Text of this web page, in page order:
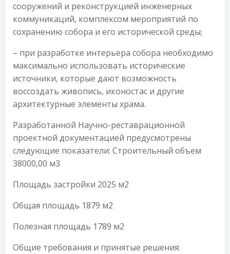
сооружений и реконструкцией инженерных
коммуникаций, комплексом мероприятий по
сохранению собора и его исторической среды;
– при разработке интерьера собора необходимо
максимально использовать исторические
источники, которые дают возможность
воссоздать живопись, иконостас и другие
архитектурные элементы храма.
Разработанной Научно-реставрационной
проектной документацией предусмотрены
следующие показатели: Строительный объем
38000,00 м3
Площадь застройки 2025 м2
Общая площадь 1879 м2
Полезная площадь 1789 м2
Общие требования и принятые решения: